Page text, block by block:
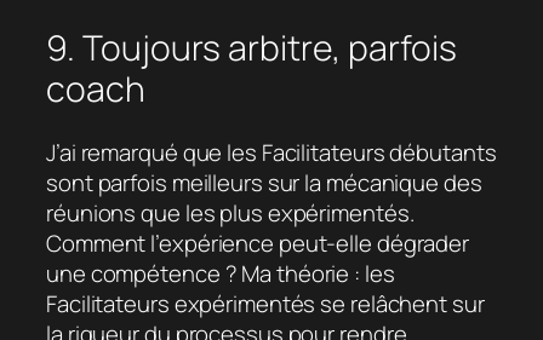
9. Toujours arbitre, parfois
coach
J’ai remarqué que les Facilitateurs débutants
sont parfois meilleurs sur la mécanique des
réunions que les plus expérimentés.
Comment l’expérience peut-elle dégrader
une compétence ? Ma théorie : les
Facilitateurs expérimentés se relâchent sur